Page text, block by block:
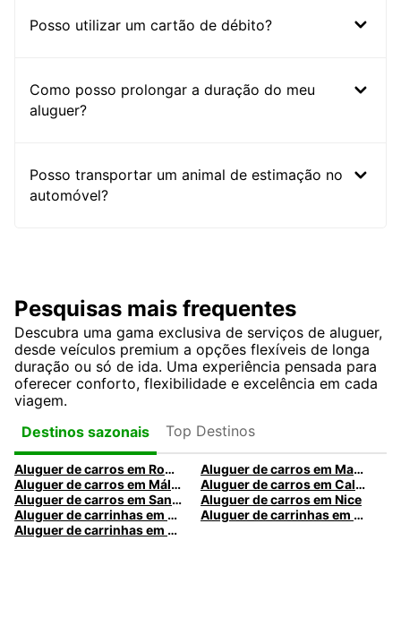
Posso utilizar um cartão de débito?
Como posso prolongar a duração do meu
aluguer?
Posso transportar um animal de estimação no
automóvel?
Pesquisas mais frequentes
Descubra uma gama exclusiva de serviços de aluguer,
desde veículos premium a opções flexíveis de longa
duração ou só de ida. Uma experiência pensada para
oferecer conforto, flexibilidade e excelência em cada
viagem.
Destinos sazonais
Top Destinos
Aluguer de carros em Roma
Aluguer de carros em Madrid
Aluguer de carros em Málaga
Aluguer de carros em Caldas da Rainha
Aluguer de carros em Santa Maria da Feira
Aluguer de carros em Nice
Aluguer de carrinhas em Nice
Aluguer de carrinhas em Santa Maria da Feira
Aluguer de carrinhas em Caldas da Rainha